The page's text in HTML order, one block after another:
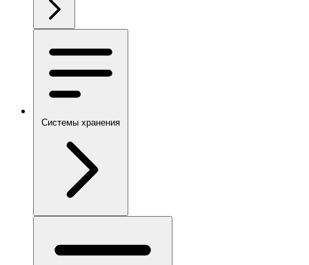
Системы хранения